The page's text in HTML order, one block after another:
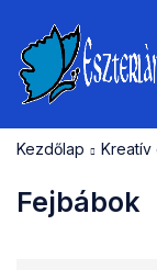
Fejbábok
Kezdőlap Kreatív